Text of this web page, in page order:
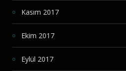
Kasım 2017
Ekim 2017
Eylül 2017